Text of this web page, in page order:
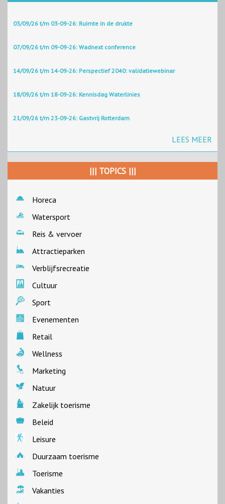
03/09/26 t/m 03-09-26: Ruimte in de drukte
07/09/26 t/m 09-09-26: Wadnext conference
14/09/26 t/m 14-09-26: Perspectief 2040: validatiewebinar
18/09/26 t/m 18-09-26: Kennisdag Waterlinies
21/09/26 t/m 23-09-26: Gastvrij Rotterdam
LEES MEER
||| TOPICS |||
Horeca
Watersport
Reis & vervoer
Attractieparken
Verblijfsrecreatie
Cultuur
Sport
Evenementen
Retail
Wellness
Marketing
Natuur
Zakelijk toerisme
Beleid
Leisure
Duurzaam toerisme
Toerisme
Vakanties